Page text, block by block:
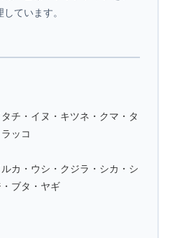
ています。
チ・イヌ・キツネ・クマ・タ
ッコ
カ・ウシ・クジラ・シカ・シ
ブタ・ヤギ